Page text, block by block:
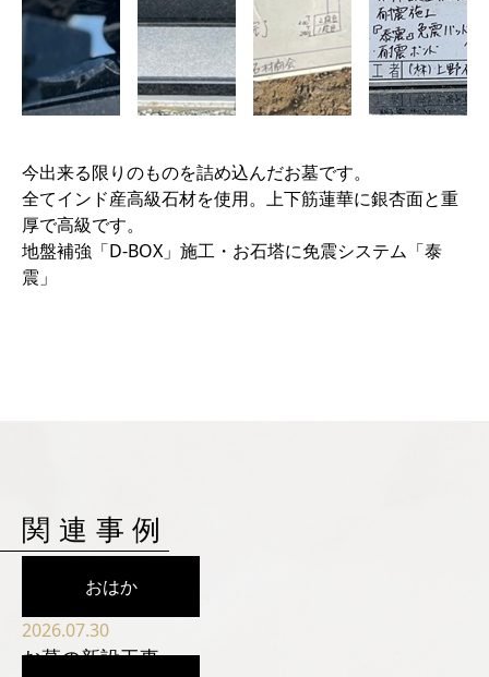
今出来る限りのものを詰め込んだお墓です。
全てインド産高級石材を使用。上下筋蓮華に銀杏面と重
厚で高級です。
地盤補強「D-BOX」施工・お石塔に免震システム「泰
震」
関 連 事例
おはか
2026.07.30
お墓の新設工事